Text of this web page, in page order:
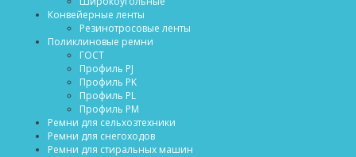
Конвейерные ленты
Резинотросовые ленты
Поликлиновые ремни
ГОСТ
Профиль PJ
Профиль PK
Профиль PL
Профиль PM
Ремни для сельхозтехники
Ремни для снегоходов
Ремни для стиральных машин